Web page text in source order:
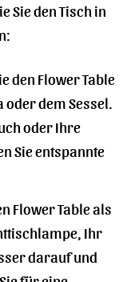
Sie den Tisch in
den Flower Table
dem Sessel.
oder Ihre
Sie entspannte
Flower Table als
Ihr
darauf und